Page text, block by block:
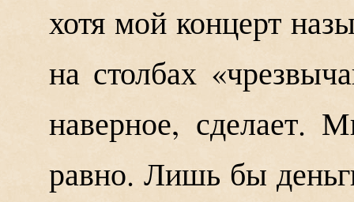
хотя мой концерт
на столбах
наверное, сделает.
равно. Лишь бы